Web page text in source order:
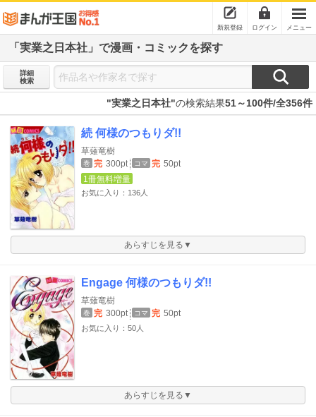
新規登録 ログイン メニュー
「実業之日本社」で漫画・コミックを探す
詳細
検索
"実業之日本社"の検索結果51～100件/全356件
続 何様のつもりダ!!
草薙竜樹
巻 完 300pt コマ 完 50pt
1冊無料増量
お気に入り：136人
あらすじを見る▼
Engage 何様のつもりダ!!
草薙竜樹
巻 完 300pt コマ 完 50pt
お気に入り：50人
あらすじを見る▼